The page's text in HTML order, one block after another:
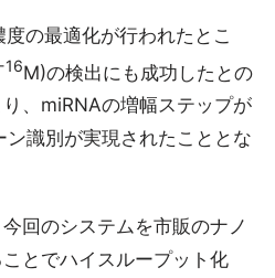
の最適化が行われたとこ
-16M)の検出にも成功したとの
、miRNAの増幅ステップが
識別が実現されたこととな
回のシステムを市販のナノ
とでハイスループット化